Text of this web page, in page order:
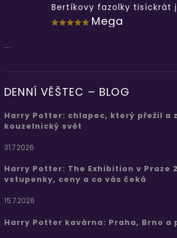
Bertíkovy fazolky tisíckrát
Mega
...
DENNÍ VĚŠTEC – BLOG
Harry Potter: chlapec, který přežil a
kouzelnický svět
31.7.2026
Harry Potter: The Exhibition v Praze
vstupenky, ceny a co vás čeká
15.7.2026
Harry Potter kavárna: Praha, Brno a